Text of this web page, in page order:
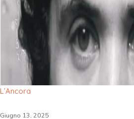
L’Ancora
Giugno 13, 2025